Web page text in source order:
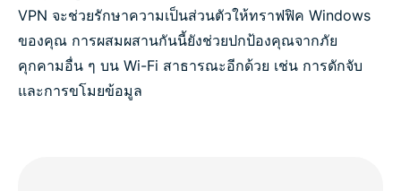
VPN จะช่วยรักษาความเป็นส่วนตัวให้ทราฟฟิค Windows
ของคุณ การผสมผสานกันนี้ยังช่วยปกป้องคุณจากภัย
คุกคามอื่น ๆ บน Wi-Fi สาธารณะอีกด้วย เช่น การดักจับ
และการขโมยข้อมูล